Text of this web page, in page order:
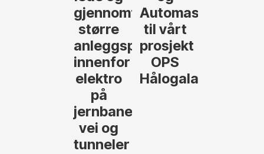
gjennomføre
større
anleggsprosjekter
innenfor
elektro
på
jernbane,
vei og
tunneler
Automasjon
til vårt
prosjekt
OPS